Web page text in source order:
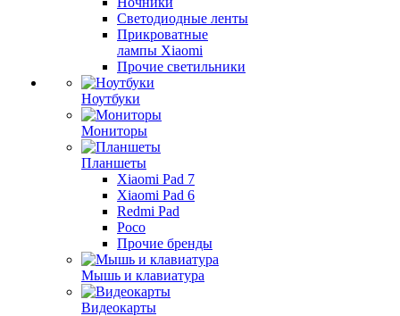
Светодиодные ленты
Прикроватные
лампы Xiaomi
Прочие светильники
Ноутбуки
Мониторы
Планшеты
Xiaomi Pad 7
Xiaomi Pad 6
Redmi Pad
Poco
Прочие бренды
Мышь и клавиатура
Видеокарты